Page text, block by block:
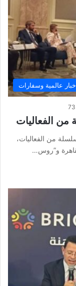
عالمية وسفارات
73
من الفعاليات
سلسلة من الفعاليات،
و”روس…